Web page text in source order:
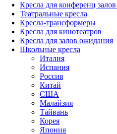
Кресла для конференц
Театральные кресла
Кресла-трансформеры
Кресла для кинотеатров
Кресла для залов ожидания
Школьные кресла
Италия
Испания
Россия
Китай
США
Малайзия
Тайвань
Корея
Япония